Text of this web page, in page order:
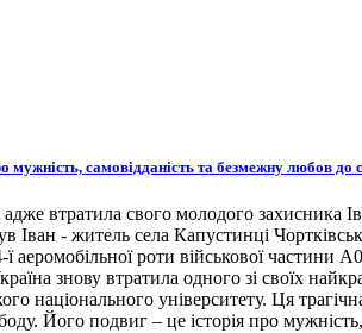
мужність, самовідданість та безмежну любов
втратила свого молодого захисника
Іван - житель села Капустинці
ї аеромобільної роти військової
знову втратила одного зі своїх
національного університету. Ця
Його подвиг – це історія про